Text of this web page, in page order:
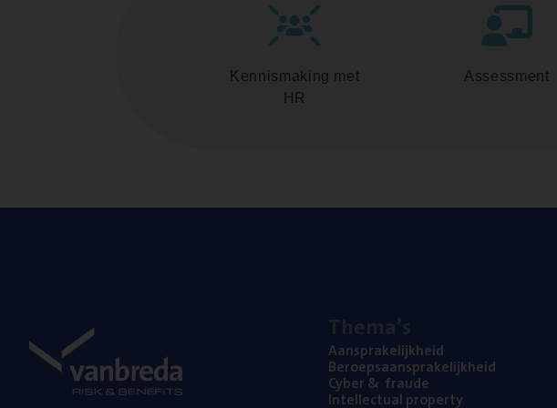
Kennismaking met
HR
Assessment
Aan­spra­ke­lijk­heid
Beroeps­aan­spra­ke­lijk­heid
Cyber& fraude
Intel­lec­tu­al property